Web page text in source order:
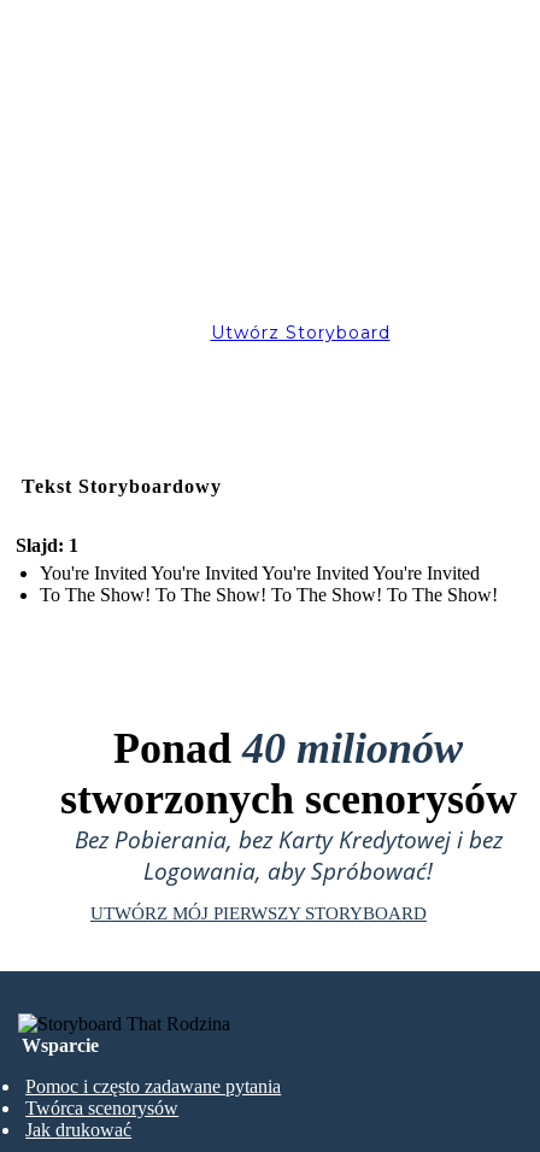
Utwórz Storyboard
Tekst Storyboardowy
Slajd: 1
You're Invited You're Invited You're Invited You're Invited
To The Show! To The Show! To The Show! To The Show!
Ponad40 milionów
stworzonych scenorysów
Bez Pobierania, bez Karty Kredytowej i bez
Logowania, aby Spróbować!
UTWÓRZ MÓJ PIERWSZY STORYBOARD
Wsparcie
Pomoc i często zadawane pytania
Twórca scenorysów
Jak drukować